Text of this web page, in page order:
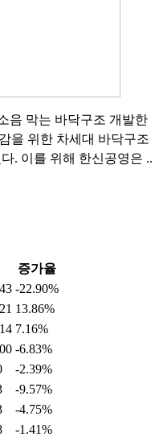
음 막는 바닥구조 개발한
을 위한 차세대 바닥구조
. 이를 위해 한신공영은 ..
증가율
-22.90%
13.86%
7.16%
-6.83%
-2.39%
-9.57%
-4.75%
-1.41%